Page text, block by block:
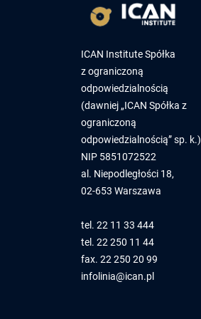
ICAN Institute Spółka
z ograniczoną
odpowiedzialnością
(dawniej „ICAN Spółka z
ograniczoną
odpowiedzialnością” sp. k.)
NIP 5851072522
al. Niepodległości 18,
02-653 Warszawa
tel. 22 11 33 444
tel. 22 250 11 44
fax. 22 250 20 99
infolinia@ican.pl